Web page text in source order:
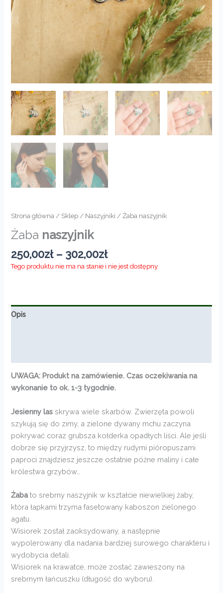
Strona główna / Sklep / Naszyjniki / Żaba naszyjnik
Żaba naszyjnik
250,00zł – 302,00złZakres
cen:
Tego produktu nie ma na stanie i nie jest dostępny.
Opis
UWAGA: Produkt na zamówienie. Czas oczekiwania na
wykonanie to ok. 1-3 tygodnie.
Jesienny las skrywa wiele skarbów. Zwierzęta powoli
szykują się do zimy, a zielone dywany mchu zaczyna
pokrywać coraz grubsza kołderka opadłych liści. Ale jeśli
dobrze się przyjrzysz, to między rudymi pióropuszami
paproci znajdziesz jeszcze ostatnie późne maliny i całe
królestwa grzybów…
Żabato srebrny naszyjnik w kształcie niewielkiej żaby,
która łapkami trzyma fasetowany kaboszon zielonego
agatu.
Wisiorek został zaoksydowany, a następnie
wypolerowany dla nadania bardziej surowego charakteru i
wydobycia detali.
Wisiorek na krawatce, może zostać zawieszony na
srebrnym łańcuszku (długość do wyboru).